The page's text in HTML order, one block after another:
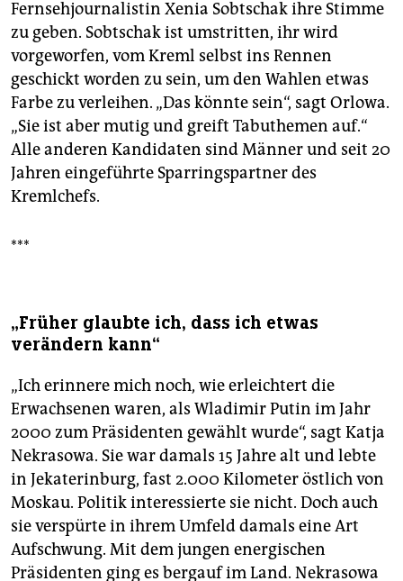
Fernsehjournalistin Xenia Sobtschak ihre Stimme
zu geben. Sobtschak ist umstritten, ihr wird
vorgeworfen, vom Kreml selbst ins Rennen
geschickt worden zu sein, um den Wahlen etwas
Farbe zu verleihen. „Das könnte sein“, sagt Orlowa.
„Sie ist aber mutig und greift Tabuthemen auf.“
Alle anderen Kandidaten sind Männer und seit 20
Jahren eingeführte Sparringspartner des
Kremlchefs.
***
„Früher glaubte ich, dass ich etwas
verändern kann“
„Ich erinnere mich noch, wie erleichtert die
Erwachsenen waren, als Wladimir Putin im Jahr
2000 zum Präsidenten gewählt wurde“, sagt Katja
Nekrasowa. Sie war damals 15 Jahre alt und lebte
in Jekaterinburg, fast 2.000 Kilometer östlich von
Moskau. Politik interessierte sie nicht. Doch auch
sie verspürte in ihrem Umfeld damals eine Art
Aufschwung. Mit dem jungen energischen
Präsidenten ging es bergauf im Land. Nekrasowa